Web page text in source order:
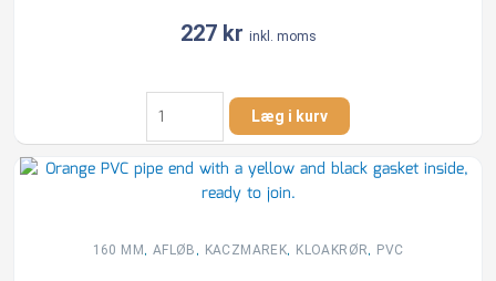
227 kr inkl. moms
Kaczmarek
160
x
1000
kloakrør
Læg i kurv
160 MM, AFLØB , KACZMAREK, KLOAKRØR, PVC